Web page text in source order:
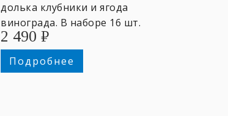
долька клубники и ягода
винограда. В наборе 16 шт.
канапе.
2 490 ₽
Подробнее